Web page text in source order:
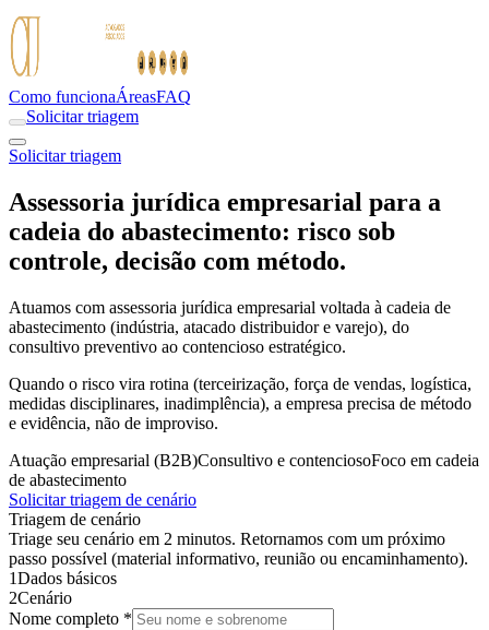
Como funcionaÁreasFAQ
Solicitar triagem
Solicitar triagem
Assessoria jurídica empresarial para a
cadeia do abastecimento: risco sob
controle, decisão com método.
Atuamos com assessoria jurídica empresarial voltada à cadeia de
abastecimento (indústria, atacado distribuidor e varejo), do
consultivo preventivo ao contencioso estratégico.
Quando o risco vira rotina (terceirização, força de vendas, logística,
medidas disciplinares, inadimplência), a empresa precisa de método
e evidência, não de improviso.
Atuação empresarial (B2B)Consultivo e contenciosoFoco em cadeia
de abastecimento
Solicitar triagem de cenário
Triagem de cenário
Triage seu cenário em 2 minutos. Retornamos com um próximo
passo possível (material informativo, reunião ou encaminhamento).
1Dados básicos
2Cenário
Nome completo *